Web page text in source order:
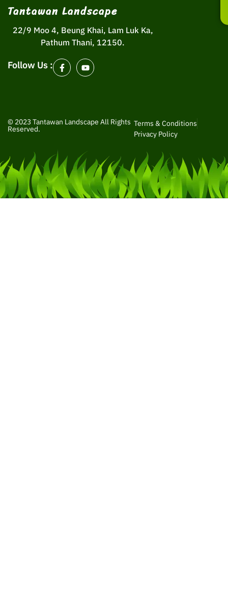
Tantawan Landscape
22/9 Moo 4, Beung Khai, Lam Luk Ka,
Pathum Thani, 12150.
Follow Us :
© 2023 Tantawan Landscape All Rights
Reserved.
Terms & Conditions
Privacy Policy